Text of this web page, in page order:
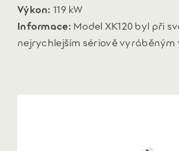
Výkon: 119 kW
Informace: Model XK120 byl při
nejrychlejším sériově vyráběným